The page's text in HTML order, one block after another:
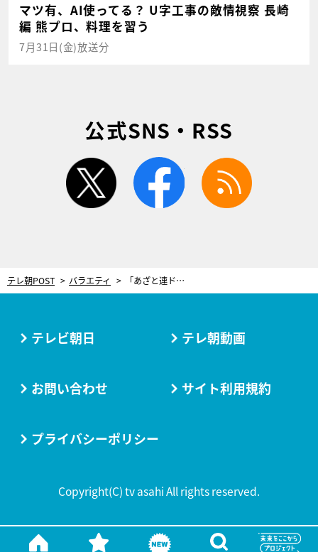
マツ有、AI使ってる？ U字工事の敵情視察 長崎
編 熊プロ、料理を習う
7月31日(金)放送分
公式SNS・RSS
twitter facebook
テレ朝POST バラエティ 「あざと連ドラ」最新作が始動！主演はchay、彼氏役でスタジオ仰天のお笑い芸人が登場
テレビ朝日 テレ朝動画
お問い合わせ サイト利用規約
プライバシーポリシー
Copyright(C) tv asahi All rights reserved.